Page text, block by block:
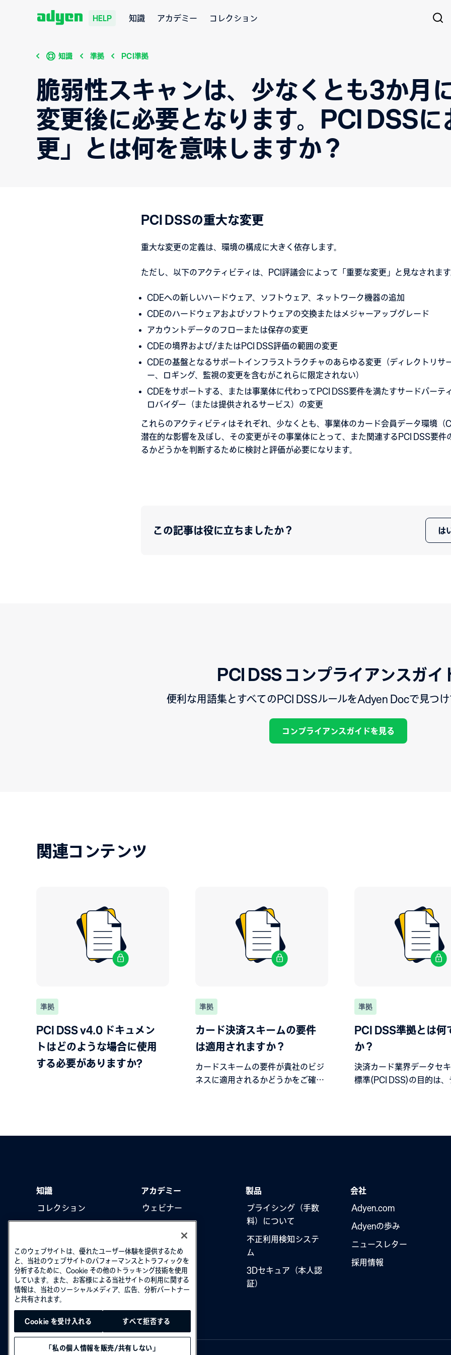
HELP 知識 アカデミー コレクション
知識 準拠 PCI準拠
脆弱性スキャンは、少なくとも3か月
変更後に必要となります。PCI DSS
更」とは何を意味しますか？
PCI DSSの重大な変更
重大な変更の定義は、環境の構成に大きく依存します。
ただし、以下のアクティビティは、PCI評議会によって「重要な変更」と見なされます
CDEへの新しいハードウェア、ソフトウェア、ネットワーク機器の追加
CDEのハードウェアおよびソフトウェアの交換またはメジャーアップグレード
アカウントデータのフローまたは保存の変更
CDEの境界および/またはPCI DSS評価の範囲の変更
CDEの基盤となるサポートインフラストラクチャのあらゆる変更（ディレクトリサ
ー、ロギング、監視の変更を含むがこれらに限定されない）
CDEをサポートする、または事業体に代わってPCI DSS要件を満たすサードパーテ
ロバイダー（または提供されるサービス）の変更
これらのアクティビティはそれぞれ、少なくとも、事業体のカード会員データ環境（
潜在的な影響を及ぼし、その変更がその事業体にとって、また関連するPCI DSS要件
るかどうかを判断するために検討と評価が必要になります。
この記事は役に立ちましたか？ は
PCI DSS コンプライアンスガイ
便利な用語集とすべてのPCI DSSルールをAdyen Docで見つけ
コンプライアンスガイドを見る
関連コンテンツ
準拠
PCI DSS v4.0 ドキュメン
トはどのような場合に使用
する必要がありますか?
準拠
カード決済スキームの要件
は適用されますか？
カードスキームの要件が貴社のビジ
ネスに適用されるかどうかをご確認
準拠
PCI DSS準拠とは何
か？
決済カード業界データセ
標準(PCI DSS)の目的は、
知識
コレクション
アカデミー
ウェビナー
製品
プライシング（手数
料）について
不正利用検知システ
ム
3Dセキュア（本人認
証）
会社
Adyen.com
Adyenの歩み
ニュースレター
採用情報
このウェブサイトは、優れたユーザー体験を提供するため
と、当社のウェブサイトのパフォーマンスとトラフィックを
分析するために、Cookie その他のトラッキング技術を使用
しています。また、お客様による当社サイトの利用に関する
情報は、当社のソーシャルメディア、広告、分析パートナー
と共有されます。
Cookie を受け入れる すべて拒否する
「私の個人情報を販売/共有しない」